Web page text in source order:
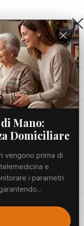
DI MANO:
Home
Cronaca
Viabilità
Utilità
Meteo
Eventi
merita di...
la stanno
Mano:
Domiciliare
vengono prima di
e
i parametri